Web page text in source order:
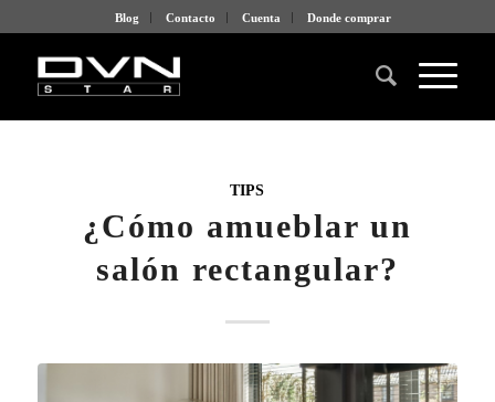
Blog Contacto Cuenta Donde comprar
TIPS
¿Cómo amueblar un
salón rectangular?